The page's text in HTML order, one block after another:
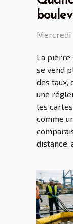
Mercredi
La pierre
se vend
des taux,
une
les
comme
distance,